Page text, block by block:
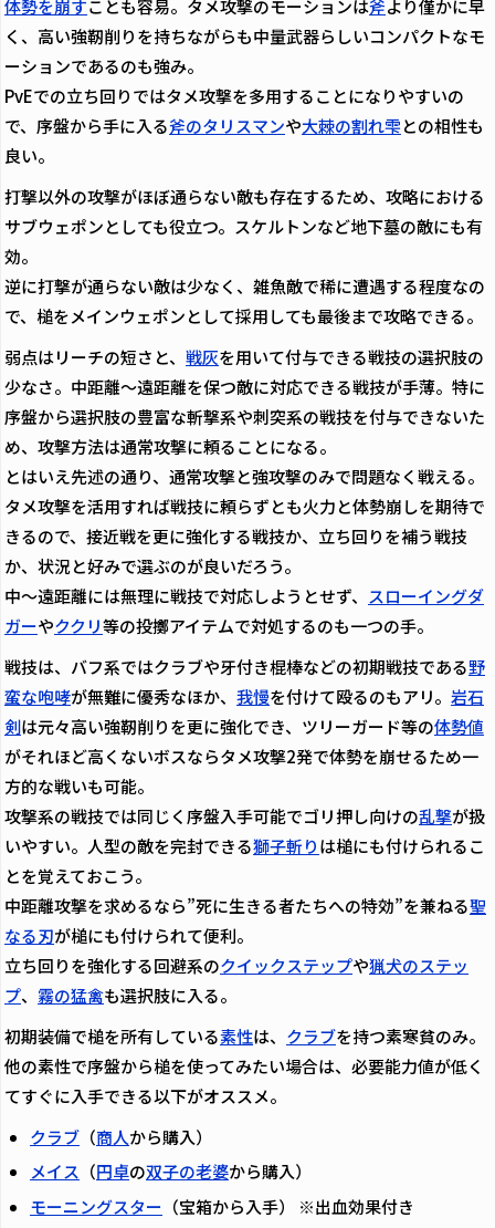
体勢を崩すことも容易。タメ攻撃のモーションは斧より僅かに早
く、高い強靭削りを持ちながらも中量武器らしいコンパクトなモ
ーションであるのも強み。
PvEでの立ち回りではタメ攻撃を多用することになりやすいの
で、序盤から手に入る斧のタリスマンや大棘の割れ雫との相性も
良い。
打撃以外の攻撃がほぼ通らない敵も存在するため、攻略における
サブウェポンとしても役立つ。スケルトンなど地下墓の敵にも有
効。
逆に打撃が通らない敵は少なく、雑魚敵で稀に遭遇する程度なの
で、槌をメインウェポンとして採用しても最後まで攻略できる。
弱点はリーチの短さと、 戦灰を用いて付与できる戦技の選択肢の
少なさ。中距離〜遠距離を保つ敵に対応できる戦技が手薄。特に
序盤から選択肢の豊富な斬撃系や刺突系の戦技を付与できないた
め、攻撃方法は通常攻撃に頼ることになる。
とはいえ先述の通り、通常攻撃と強攻撃のみで問題なく戦える。
タメ攻撃を活用すれば戦技に頼らずとも火力と体勢崩しを期待で
きるので、接近戦を更に強化する戦技か、立ち回りを補う戦技
か、状況と好みで選ぶのが良いだろう。
中～遠距離には無理に戦技で対応しようとせず、 スローイングダ
ガーやククリ等の投擲アイテムで対処するのも一つの手。
戦技は、バフ系ではクラブや牙付き棍棒などの初期戦技である野
蛮な咆哮が無難に優秀なほか、 我慢を付けて殴るのもアリ。 岩石
剣は元々高い強靭削りを更に強化でき、ツリーガード等の体勢値
がそれほど高くないボスならタメ攻撃2発で体勢を崩せるため一
方的な戦いも可能。
攻撃系の戦技では同じく序盤入手可能でゴリ押し向けの乱撃が扱
いやすい。人型の敵を完封できる獅子斬りは槌にも付けられるこ
とを覚えておこう。
中距離攻撃を求めるなら”死に生きる者たちへの特効”を兼ねる聖
なる刃が槌にも付けられて便利。
立ち回りを強化する回避系のクイックステップや猟犬のステッ
プ、 霧の猛禽も選択肢に入る。
初期装備で槌を所有している素性は、 クラブを持つ素寒貧のみ。
他の素性で序盤から槌を使ってみたい場合は、必要能力値が低く
てすぐに入手できる以下がオススメ。
クラブ （商人から購入）
メイス （円卓の双子の老婆から購入）
モーニングスター （宝箱から入手） ※出血効果付き